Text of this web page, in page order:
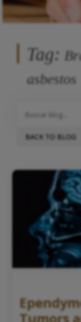
Tag:
asbestos
BACK TO BLOG
Tumors